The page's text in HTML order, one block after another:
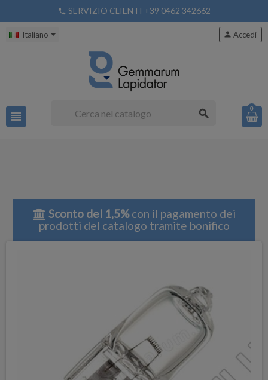
phone SERVIZIO CLIENTI +39 0462 342662
Italiano
view_headline search
person Accedi
0
Sconto del 1,5%con il pagamento dei
prodotti del catalogo tramite bonifico